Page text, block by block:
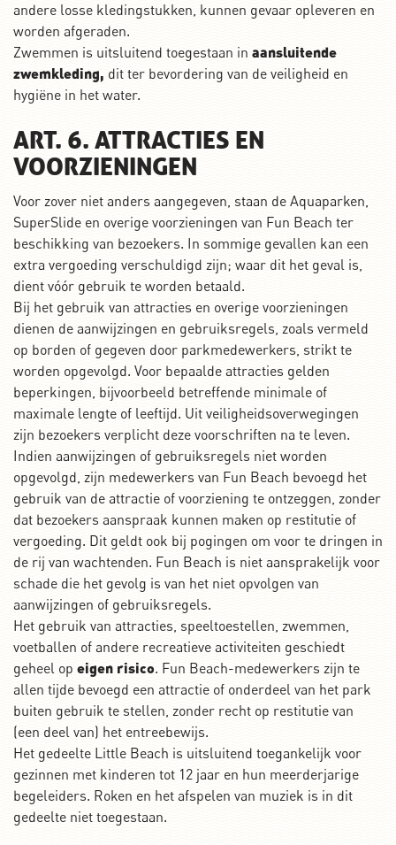
andere losse kledingstukken, kunnen gevaar opleveren en
worden afgeraden.
Zwemmen is uitsluitend toegestaan in aansluitende
zwemkleding, dit ter bevordering van de veiligheid en
hygiëne in het water.
ART. 6. ATTRACTIES EN
VOORZIENINGEN
Voor zover niet anders aangegeven, staan de Aquaparken,
SuperSlide en overige voorzieningen van Fun Beach ter
beschikking van bezoekers. In sommige gevallen kan een
extra vergoeding verschuldigd zijn; waar dit het geval is,
dient vóór gebruik te worden betaald.
Bij het gebruik van attracties en overige voorzieningen
dienen de aanwijzingen en gebruiksregels, zoals vermeld
op borden of gegeven door parkmedewerkers, strikt te
worden opgevolgd. Voor bepaalde attracties gelden
beperkingen, bijvoorbeeld betreffende minimale of
maximale lengte of leeftijd. Uit veiligheidsoverwegingen
zijn bezoekers verplicht deze voorschriften na te leven.
Indien aanwijzingen of gebruiksregels niet worden
opgevolgd, zijn medewerkers van Fun Beach bevoegd het
gebruik van de attractie of voorziening te ontzeggen, zonder
dat bezoekers aanspraak kunnen maken op restitutie of
vergoeding. Dit geldt ook bij pogingen om voor te dringen in
de rij van wachtenden. Fun Beach is niet aansprakelijk voor
schade die het gevolg is van het niet opvolgen van
aanwijzingen of gebruiksregels.
Het gebruik van attracties, speeltoestellen, zwemmen,
voetballen of andere recreatieve activiteiten geschiedt
geheel op eigen risico. Fun Beach-medewerkers zijn te
allen tijde bevoegd een attractie of onderdeel van het park
buiten gebruik te stellen, zonder recht op restitutie van
(een deel van) het entreebewijs.
Het gedeelte Little Beach is uitsluitend toegankelijk voor
gezinnen met kinderen tot 12 jaar en hun meerderjarige
begeleiders. Roken en het afspelen van muziek is in dit
gedeelte niet toegestaan.